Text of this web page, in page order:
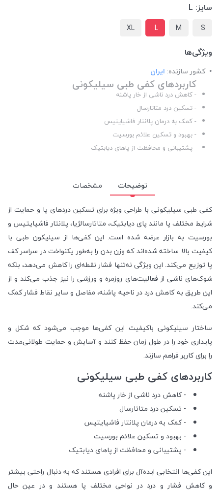
سایز: L
S
M
L
XL
ویژگی‌ها
کشور سازنده: ایران
کاربردهای کفی طبی سیلیکونی
- کاهش درد ناشی از خار پاشنه
- تسکین درد متاتارسال
- کمک به درمان پلانتار فاشیایتیس
- بهبود و تسکین علائم بورسیت
- پشتیبانی و محافظت از پاهای دیابتیک
توضیحات
مشخصات
کفی طبی سیلیکونی با طراحی ویژه برای تسکین دردهای پا و حمایت از
شرایط مختلف پا مانند پای دیابتیک، متاتارسالژیا، پلانتار فاشیایتیس و
بورسیت به بازار عرضه شده است. این کفی‌ها از سیلیکون طبی با
کیفیت بالا ساخته شده‌اند که وزن بدن را به‌طور یکنواخت در سراسر کف
پا توزیع می‌کند. این ویژگی نه‌تنها فشار نقطه‌ای را کاهش می‌دهد، بلکه
شوک‌های ناشی از فعالیت‌های روزمره و ورزشی را نیز جذب می‌کند و از
این طریق به کاهش درد در ناحیه پاشنه، مفاصل و سایر نقاط فشار کمک
می‌کند.
ساختار سیلیکونی باکیفیت این کفی‌ها موجب می‌شود که شکل و
پایداری خود را در طول زمان حفظ کنند و آسایش و حمایت طولانی‌مدت
را برای کاربر فراهم سازند.
کاربردهای کفی طبی سیلیکونی
- کاهش درد ناشی از خار پاشنه
- تسکین درد متاتارسال
- کمک به درمان پلانتار فاشیایتیس
- بهبود و تسکین علائم بورسیت
- پشتیبانی و محافظت از پاهای دیابتیک
این کفی‌ها انتخابی ایده‌آل برای افرادی هستند که به دنبال راحتی بیشتر
و کاهش فشار و درد در نواحی مختلف پا هستند و در عین حال